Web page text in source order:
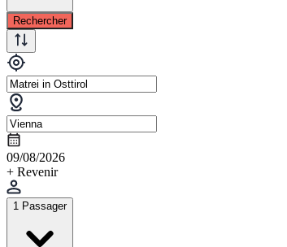
Rechercher
09/08/2026
+ Revenir
1 Passager